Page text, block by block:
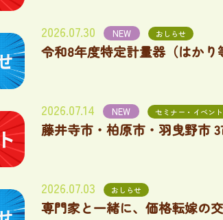
2026.07.30 NEW おしらせ
令和8年度特定計量器（はか
2026.07.14 NEW セミナー・イベント
藤井寺市・柏原市・羽曳野市
2026.07.03 おしらせ
専門家と一緒に、価格転嫁の